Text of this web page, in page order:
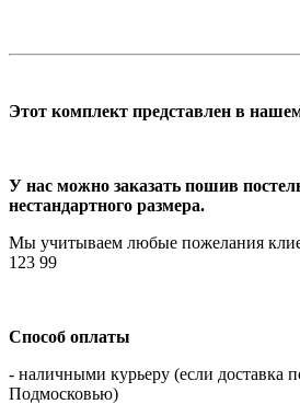
Этот комплект представлен в
У нас можно заказать пошив
нестандартного размера.
Мы учитываем любые пожелания
123 99
Способ оплаты
- наличными курьеру (если доставка
Подмосковью)